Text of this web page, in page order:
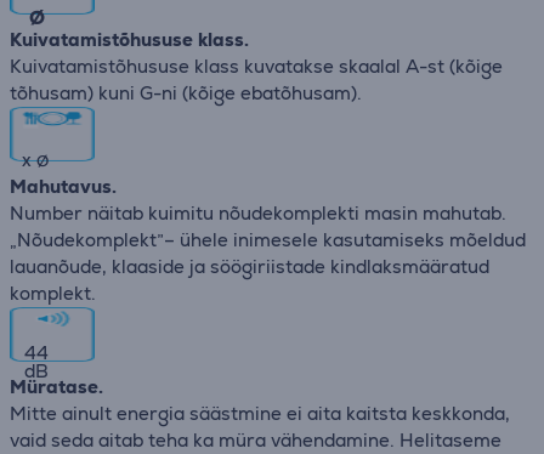
∅
Kuivatamistõhususe klass.
Kuivatamistõhususe klass kuvatakse skaalal A-st (kõige
tõhusam) kuni G-ni (kõige ebatõhusam).
x∅
Mahutavus.
Number näitab kuimitu nõudekomplekti masin mahutab.
„Nõudekomplekt”– ühele inimesele kasutamiseks mõeldud
lauanõude, klaaside ja söögiriistade kindlaksmääratud
komplekt.
44
dB
Müratase.
Mitte ainult energia säästmine ei aita kaitsta keskkonda,
vaid seda aitab teha ka müra vähendamine. Helitaseme